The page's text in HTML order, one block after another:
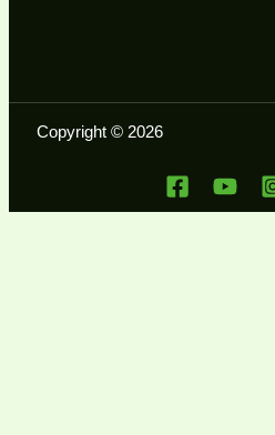
Copyright © 2026